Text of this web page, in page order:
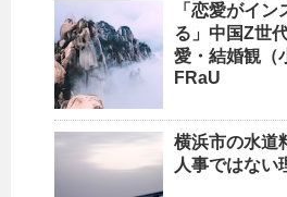
「恋愛がイ
る」中国Z世
愛・結婚観（
FRaU
横浜市の水道
人事ではない